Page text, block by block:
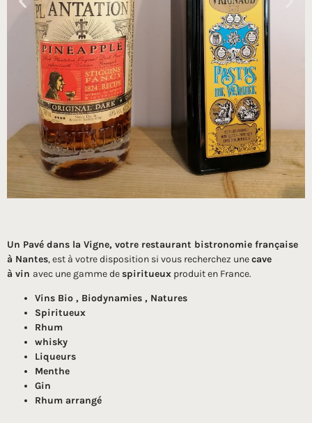
Un Pavé dans la Vigne, votre restaurant bistronomie française
à Nantes, est à votre disposition si vous recherchez unecave
à vin avec une gamme despiritueux produit en France.
Vins Bio , Biodynamies , Natures
Spiritueux
Rhum
whisky
Liqueurs
Menthe
Gin
Rhum arrangé